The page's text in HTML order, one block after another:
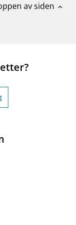
av siden expand_less